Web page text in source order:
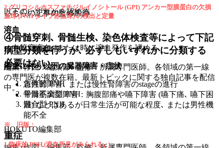
以下のいずれかを認める
溶血
・中等度溶血､ または時に溶血発作を認める
溶血に伴う以下の臓器障害・症状
急性腎障害､ または慢性腎障害のstageの進行
平滑筋調節障害：胸腹部痛や嚥下障害 (嚥下痛､ 嚥下困
難) などはあるが日常生活が可能な程度､ または男性機
能不全
重症
2.グリコシルホスファチジルイノシトール (GPI) アンカー型膜蛋白の欠損
血球 (PNH タイプ赤血球) の検出と定量
④骨髄穿刺､ 骨髄生検､ 染色体検査等によって下記
病型分類を行うが､ 必ずしもいずれかに分類する
必要はない｡
古典的 PNH
骨髄不全型 PNH
混合型 PNH
※ 旧版：
1.臨床的 PNH (溶血所見がみられる｡ )
こちらの記事の監修医師
HOKUTO編集部
編集･作図：編集部､ 監修：所属専門医師。各領域の第一線
の専門医が複数在籍。最新トピックに関する独自記事を配信
中。
HOKUTO編集部